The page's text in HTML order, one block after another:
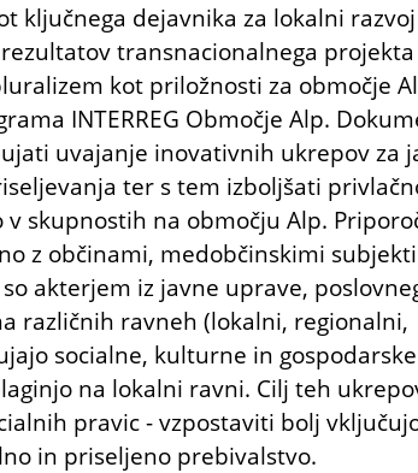
ključnega dejavnika za lokalni
transnacionalnega
kot priložnosti za območje
INTERREG Območje Alp.
uvajanje inovativnih ukrepov za
ter s tem izboljšati
skupnostih na območju Alp.
z občinami, medobčinskimi
akterjem iz javne uprave,
različnih ravneh (lokalni, regionalni,
socialne, kulturne in gospodarske
na lokalni ravni. Cilj teh
pravic - vzpostaviti bolj
in priseljeno prebivalstvo.